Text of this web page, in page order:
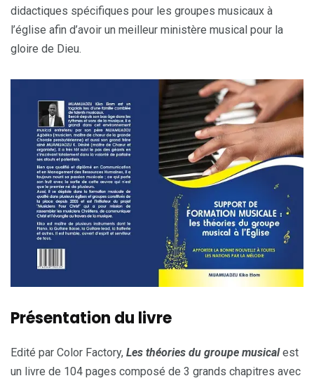
didactiques spécifiques pour les groupes musicaux à
l’église afin d’avoir un meilleur ministère musical pour la
gloire de Dieu.
Présentation du livre
Edité par Color Factory, Les théories du groupe musicalest
un livre de 104 pages composé de 3 grands chapitres avec